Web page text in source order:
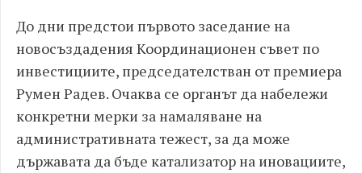
До дни предстои първото заседание на
новосъздадения Координационен съвет по
инвестициите, председателстван от премиера
Румен Радев. Очаква се органът да набележи
конкретни мерки за намаляване на
административната тежест, за да може
държавата да бъде катализатор на иновациите,